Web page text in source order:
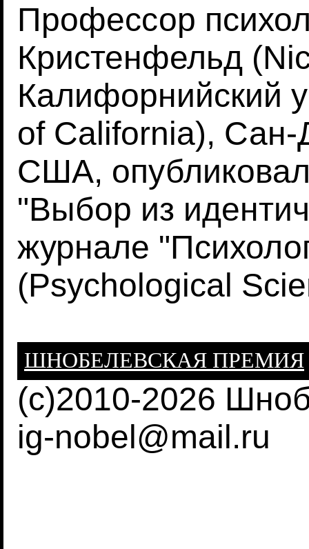
Профессор
Кристенфельд
Калифорнийский
of California), Сан-
США,
"Выбор из
журнале
(Psychological
ШНОБЕЛЕВСКАЯ ПРЕМИЯ
(c)2010-2026
ig-nobel@mail.ru